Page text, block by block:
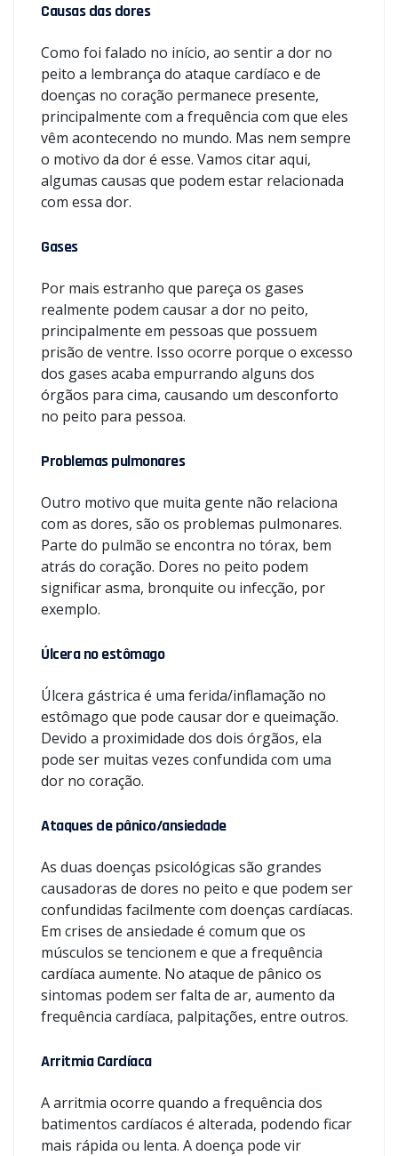
Causas das dores
Como foi falado no início, ao sentir a dor no
peito a lembrança do ataque cardíaco e de
doenças no coração permanece presente,
principalmente com a frequência com que eles
vêm acontecendo no mundo. Mas nem sempre
o motivo da dor é esse. Vamos citar aqui,
algumas causas que podem estar relacionada
com essa dor.
Gases
Por mais estranho que pareça os gases
realmente podem causar a dor no peito,
principalmente em pessoas que possuem
prisão de ventre. Isso ocorre porque o excesso
dos gases acaba empurrando alguns dos
órgãos para cima, causando um desconforto
no peito para pessoa.
Problemas pulmonares
Outro motivo que muita gente não relaciona
com as dores, são os problemas pulmonares.
Parte do pulmão se encontra no tórax, bem
atrás do coração. Dores no peito podem
significar asma, bronquite ou infecção, por
exemplo.
Úlcera no estômago
Úlcera gástrica é uma ferida/inflamação no
estômago que pode causar dor e queimação.
Devido a proximidade dos dois órgãos, ela
pode ser muitas vezes confundida com uma
dor no coração.
Ataques de pânico/ansiedade
As duas doenças psicológicas são grandes
causadoras de dores no peito e que podem ser
confundidas facilmente com doenças cardíacas.
Em crises de ansiedade é comum que os
músculos se tencionem e que a frequência
cardíaca aumente. No ataque de pânico os
sintomas podem ser falta de ar, aumento da
frequência cardíaca, palpitações, entre outros.
Arritmia Cardíaca
A arritmia ocorre quando a frequência dos
batimentos cardíacos é alterada, podendo ficar
mais rápida ou lenta. A doença pode vir